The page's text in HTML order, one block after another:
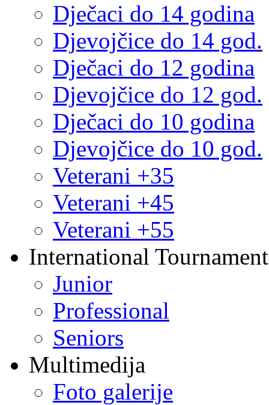
Dječaci do 14 godina
Djevojčice do 14 god.
Dječaci do 12 godina
Djevojčice do 12 god.
Dječaci do 10 godina
Djevojčice do 10 god.
Veterani +35
Veterani +45
Veterani +55
International
Junior
Professional
Seniors
Multimedija
Foto galerije